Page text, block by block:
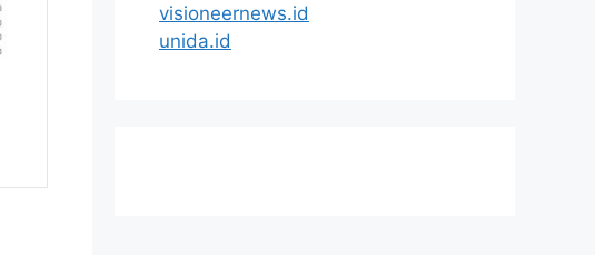
visioneernews.id
unida.id